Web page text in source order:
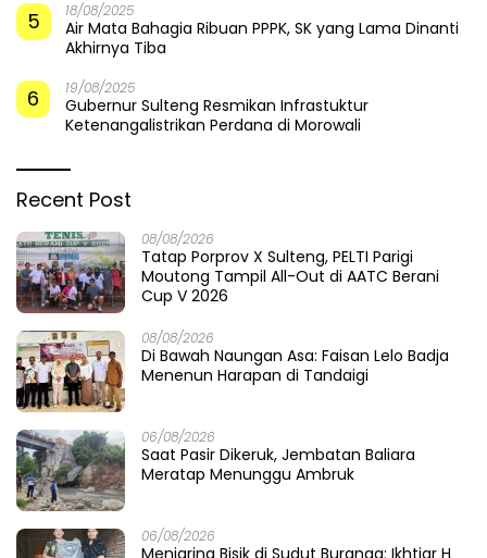
5 18/08/2025
Air Mata Bahagia Ribuan PPPK, SK yang Lama Dinanti
Akhirnya Tiba
6 19/08/2025
Gubernur Sulteng Resmikan Infrastuktur
Ketenangalistrikan Perdana di Morowali
Recent Post
08/08/2026
Tatap Porprov X Sulteng, PELTI Parigi
Moutong Tampil All-Out di AATC Berani
Cup V 2026
08/08/2026
Di Bawah Naungan Asa: Faisan Lelo Badja
Menenun Harapan di Tandaigi
06/08/2026
Saat Pasir Dikeruk, Jembatan Baliara
Meratap Menunggu Ambruk
06/08/2026